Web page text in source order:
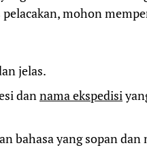
mohon
jelas.
dannama ekspedisi
bahasa yang sopan dan